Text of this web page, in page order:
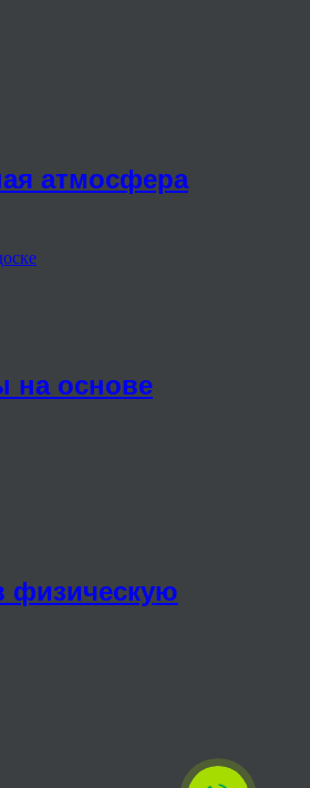
атмосфера
на основе
физическую